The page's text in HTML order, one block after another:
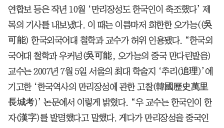
연합보 등은 작년 10월 ‘만리장성도 한국인이 축조했다’ 제
목의 기사를 내보냈다. 이 때는 이름마저 희한한 오가능((吳
可能) 한국외국어대 철학과 교수가 허위 인용됐다. “한국외
국어대 철학과 우커넝(吳可能, 오가능의 중국 만다린발음)
교수는 2007년 7월 5일 서울의 최대 학술지 ‘추리(追理)’에
기고한 ‘한국역사의 만리장성에 관한 고찰(韓國歷史萬里
長城考)’ 논문에서 이렇게 밝혔다. “우 교수는 한국인이 한
자(漢字)를 발명했다고 말했다. 게다가 만리장성을 중국인